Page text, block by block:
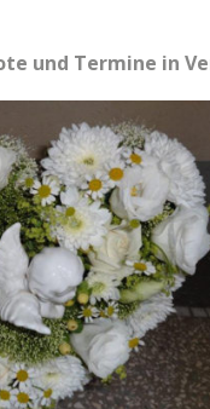
und Termine in